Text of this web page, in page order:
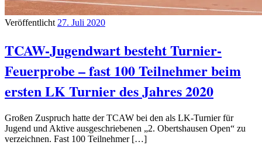
Veröffentlicht 27. Juli 2020
TCAW-Jugendwart besteht Turnier-
Feuerprobe – fast 100 Teilnehmer beim
ersten LK Turnier des Jahres 2020
Großen Zuspruch hatte der TCAW bei den als LK-Turnier für
Jugend und Aktive ausgeschriebenen „2. Obertshausen Open“ zu
verzeichnen. Fast 100 Teilnehmer […]